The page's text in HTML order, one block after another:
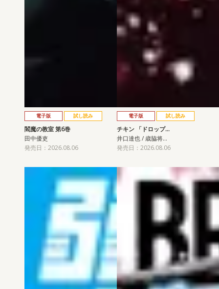
電子版 試し読み
閻魔の教室 第6巻
田中優吏
発売日：2026.08.06
電子版 試し読み
チキン 「ドロップ…
井口達也 / 歳脇将…
発売日：2026.08.06